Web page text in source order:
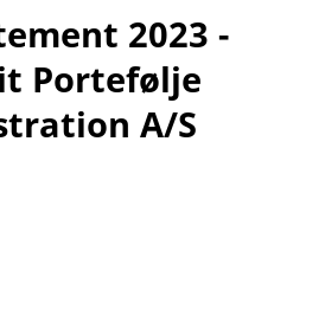
2023 -
Portefølje
A/S